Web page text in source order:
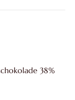
38%